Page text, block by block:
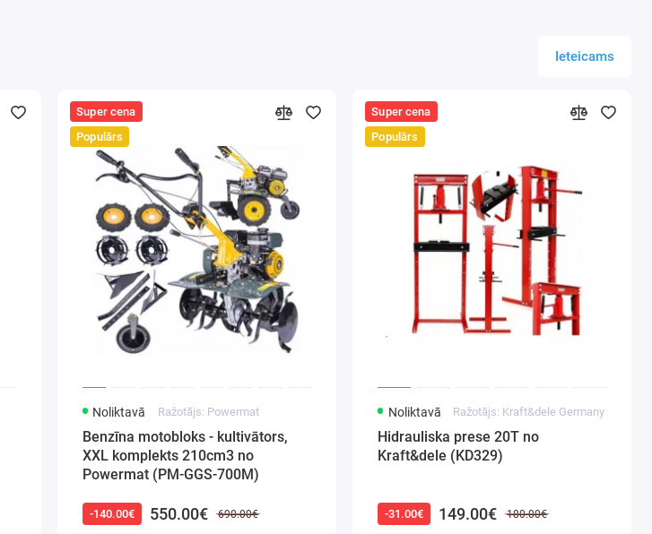
Ieteicams
Super cena
Populārs
Noliktavā Ražotājs: Powermat
Benzīna motobloks - kultivātors,
XXL komplekts 210cm3 no
Powermat (PM-GGS-700M)
-140.00€ 550.00€ 690.00€
Super cena
Populārs
Noliktavā Ražotājs: Kraft&dele Germany
Hidrauliska prese 20T no
Kraft&dele (KD329)
-31.00€ 149.00€ 180.00€